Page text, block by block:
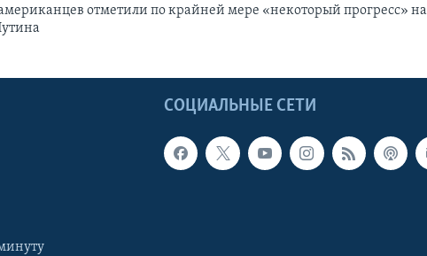
отметили по крайней мере «некоторый прогресс» на
СОЦИАЛЬНЫЕ СЕТИ